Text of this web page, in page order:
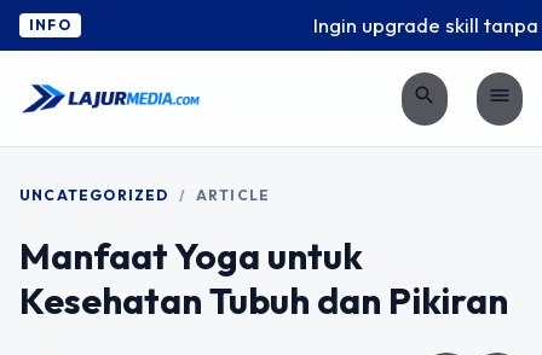
INFO Ingin upgrade skill tanpa
search menu
UNCATEGORIZED / ARTICLE
Manfaat Yoga untuk
Kesehatan Tubuh dan Pikiran